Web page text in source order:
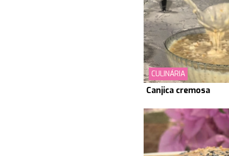
CULINÁRIA
Canjica cremosa